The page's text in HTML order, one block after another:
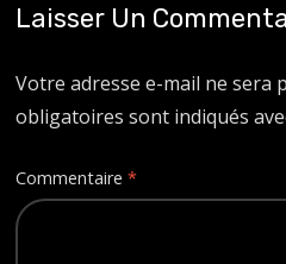
Laisser Un
Votre adresse e-mail ne sera
obligatoires sont indiqués
Commentaire*